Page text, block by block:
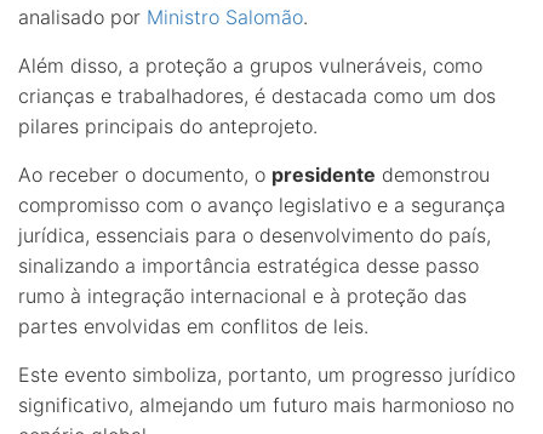
analisado por Ministro Salomão.
Além disso, a proteção a grupos vulneráveis, como
crianças e trabalhadores, é destacada como um dos
pilares principais do anteprojeto.
Ao receber o documento, o presidente demonstrou
compromisso com o avanço legislativo e a segurança
jurídica, essenciais para o desenvolvimento do país,
sinalizando a importância estratégica desse passo
rumo à integração internacional e à proteção das
partes envolvidas em conflitos de leis.
Este evento simboliza, portanto, um progresso jurídico
significativo, almejando um futuro mais harmonioso no